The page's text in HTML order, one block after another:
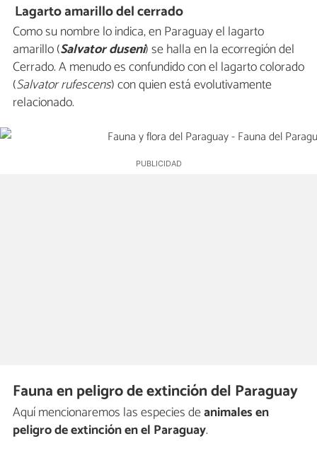
Lagarto amarillo del cerrado
Como su nombre lo indica, en Paraguay el lagarto
amarillo (Salvator duseni) se halla en la ecorregión del
Cerrado. A menudo es confundido con el lagarto colorado
(Salvator rufescens) con quien está evolutivamente
relacionado.
Fauna en peligro de extinción del Paraguay
Aquí mencionaremos las especies deanimales en
peligro de extinción en el Paraguay.